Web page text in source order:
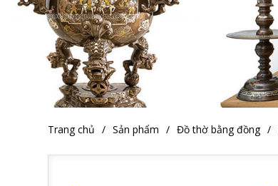
Trang chủ Sản phẩm Đồ thờ bằng đồng